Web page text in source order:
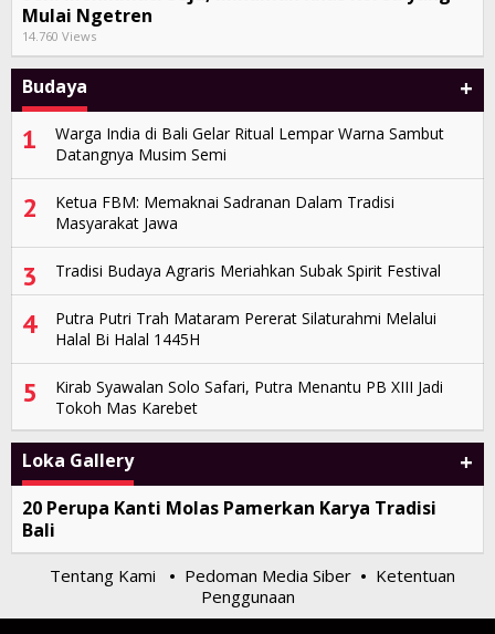
Mulai Ngetren
14.760 Views
Budaya +
1
Warga India di Bali Gelar Ritual Lempar Warna Sambut
Datangnya Musim Semi
2
Ketua FBM: Memaknai Sadranan Dalam Tradisi
Masyarakat Jawa
3 Tradisi Budaya Agraris Meriahkan Subak Spirit Festival
4
Putra Putri Trah Mataram Pererat Silaturahmi Melalui
Halal Bi Halal 1445H
5
Kirab Syawalan Solo Safari, Putra Menantu PB XIII Jadi
Tokoh Mas Karebet
Loka Gallery +
20 Perupa Kanti Molas Pamerkan Karya Tradisi
Bali
Tentang Kami • Pedoman Media Siber• Ketentuan
Penggunaan